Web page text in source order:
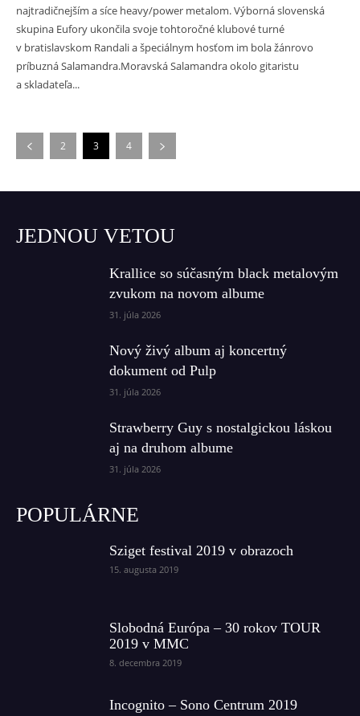
najtradičnejším a síce heavy/power metalom. Výborná slovenská
skupina Eufory ukončila svoje tohtoročné klubové turné
v bratislavskom Randali a špeciálnym hosťom im bola žánrovo
príbuzná Salamandra.Moravská Salamandra okolo gitaristu
a skladateľa...
2 3 4
JEDNOU VETOU
Krallice so súčasným black metalovým
zvukom na novom albume
31. júla 2026
Nový živý album aj koncertný
dokument od Pulp
31. júla 2026
Strawberry Guy s nostalgickou láskou
aj na druhom albume
31. júla 2026
POPULÁRNE
Sziget festival 2019 v obrazoch
15. augusta 2019
Slobodná Európa – 30 rokov TOUR
2019 v MMC
8. decembra 2019
Incognito – Sono Centrum 2019